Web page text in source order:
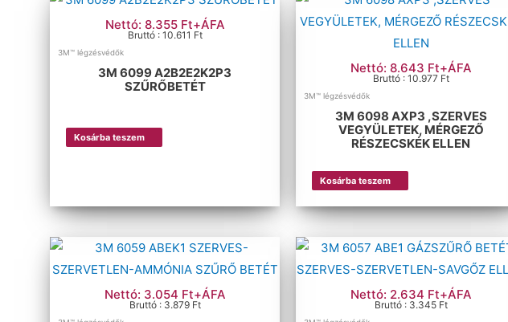
Nettó: 8.355 Ft+ÁFA
Bruttó : 10.611 Ft
3M™ légzésvédők
3M 6099 A2B2E2K2P3
SZŰRŐBETÉT
Kosárba teszem
Nettó: 8.643 Ft+ÁFA
Bruttó : 10.977 Ft
3M™ légzésvédők
3M 6098 AXP3 ,SZERVES
VEGYÜLETEK, MÉRGEZŐ
RÉSZECSKÉK ELLEN
Kosárba teszem
Nettó: 3.054 Ft+ÁFA
Bruttó : 3.879 Ft
Nettó: 2.634 Ft+ÁFA
Bruttó : 3.345 Ft